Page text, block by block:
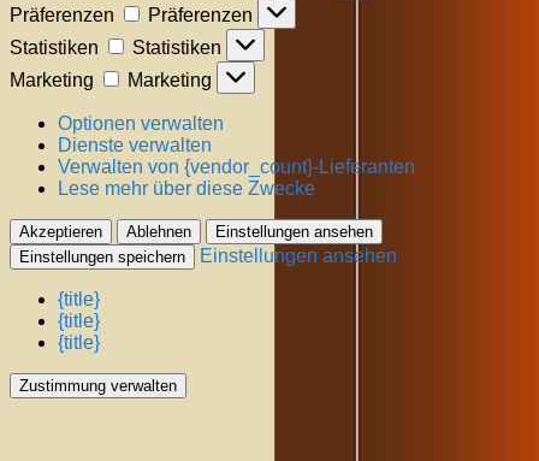
Präferenzen
Präferenzen
Statistiken
Statistiken
Marketing
Marketing
Optionen verwalten
Dienste verwalten
Verwalten von {vendor_count}-Lieferanten
Lese mehr über diese Zwecke
Akzeptieren Ablehnen
Einstellungen ansehen
Einstellungen speichern
Einstellungen ansehen
{title}
{title}
{title}
Zustimmung verwalten